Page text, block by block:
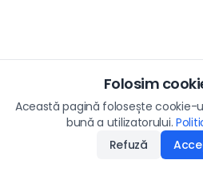
Folosim
Această pagină folosește cookie-
bună a utilizatorului.
Refuză